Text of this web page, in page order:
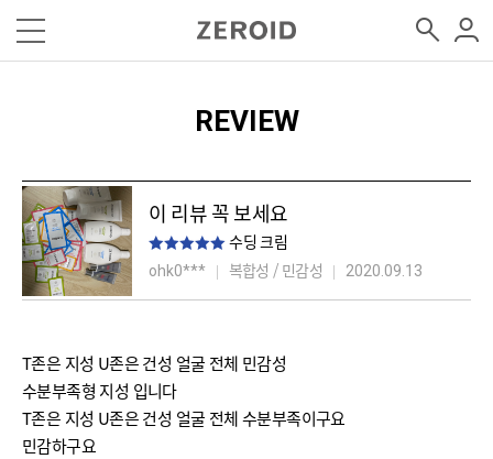
REVIEW
이 리뷰 꼭 보세요
수딩 크림
ohk0*** 복합성 / 민감성 2020.09.13
T존은 지성 U존은 건성 얼굴 전체 민감성
수분부족형 지성 입니다
T존은 지성 U존은 건성 얼굴 전체 수분부족이구요
민감하구요